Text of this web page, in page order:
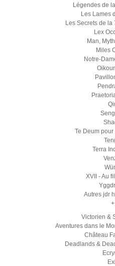
Légendes de
Les Lames
Les Secrets de la
Lex
Man,
Miles
Notre-
Te Deum
Terra
XVII - Au
Autres jdr
+
Victorien &
Aventures dans le
Château
Deadlands &